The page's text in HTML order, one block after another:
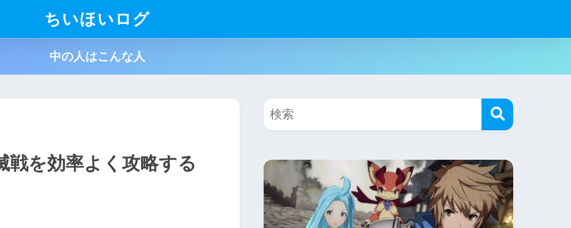
ちいほいログ
中の人はこんな人
戦を効率よく攻略する